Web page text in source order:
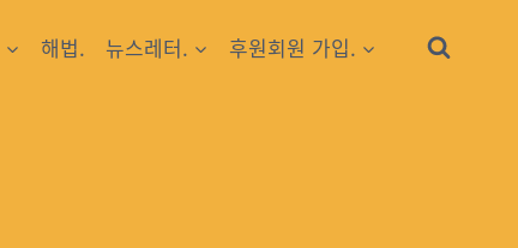
해법. 뉴스레터. 후원회원 가입.